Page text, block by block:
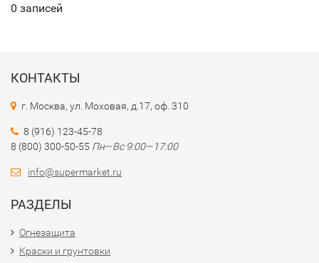
0 записей
КОНТАКТЫ
г. Москва, ул. Моховая, д.17, оф. 310
8 (916) 123-45-78
8 (800) 300-50-55 Пн—Вс 9:00—17:00
info@supermarket.ru
РАЗДЕЛЫ
Огнезащита
Краски и грунтовки